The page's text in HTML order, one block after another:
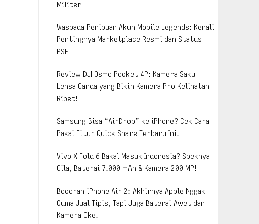
Militer
Waspada Penipuan Akun Mobile Legends: Kenali
Pentingnya Marketplace Resmi dan Status
PSE
Review DJI Osmo Pocket 4P: Kamera Saku
Lensa Ganda yang Bikin Kamera Pro Kelihatan
Ribet!
Samsung Bisa “AirDrop” ke iPhone? Cek Cara
Pakai Fitur Quick Share Terbaru Ini!
Vivo X Fold 6 Bakal Masuk Indonesia? Speknya
Gila, Baterai 7.000 mAh & Kamera 200 MP!
Bocoran iPhone Air 2: Akhirnya Apple Nggak
Cuma Jual Tipis, Tapi Juga Baterai Awet dan
Kamera Oke!